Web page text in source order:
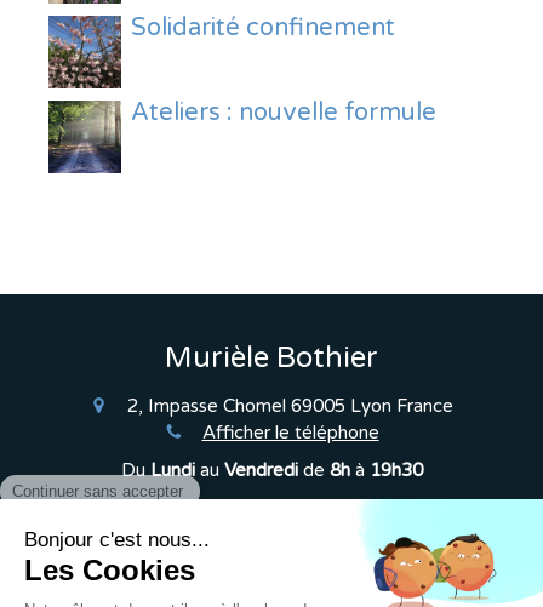
Solidarité confinement
Ateliers : nouvelle formule
Murièle Bothier
2, Impasse Chomel 69005 Lyon France
Afficher le téléphone
DuLundiau Vendredide 8hà 19h30
©2016 Murièle Bothier - Thérapeute psychocorporelle